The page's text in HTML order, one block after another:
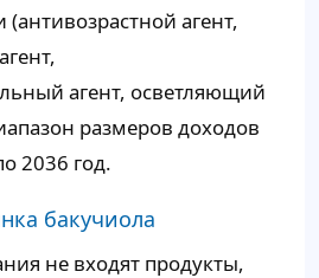
агент,
агент, осветляющий
размеров доходов
2036 год.
бакучиола
не входят продукты,